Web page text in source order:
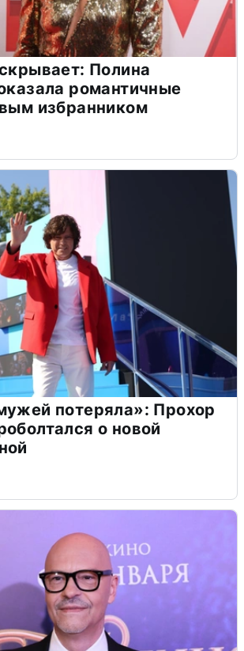
Полина
романтичные
избранником
потеряла»: Прохор
о новой